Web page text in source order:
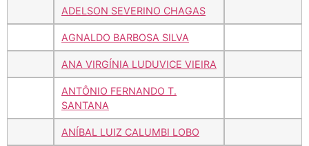
ADELSON SEVERINO CHAGAS
AGNALDO BARBOSA SILVA
ANA VIRGÍNIA LUDUVICE VIEIRA
ANTÔNIO FERNANDO T.
SANTANA
ANÍBAL LUIZ CALUMBI LOBO